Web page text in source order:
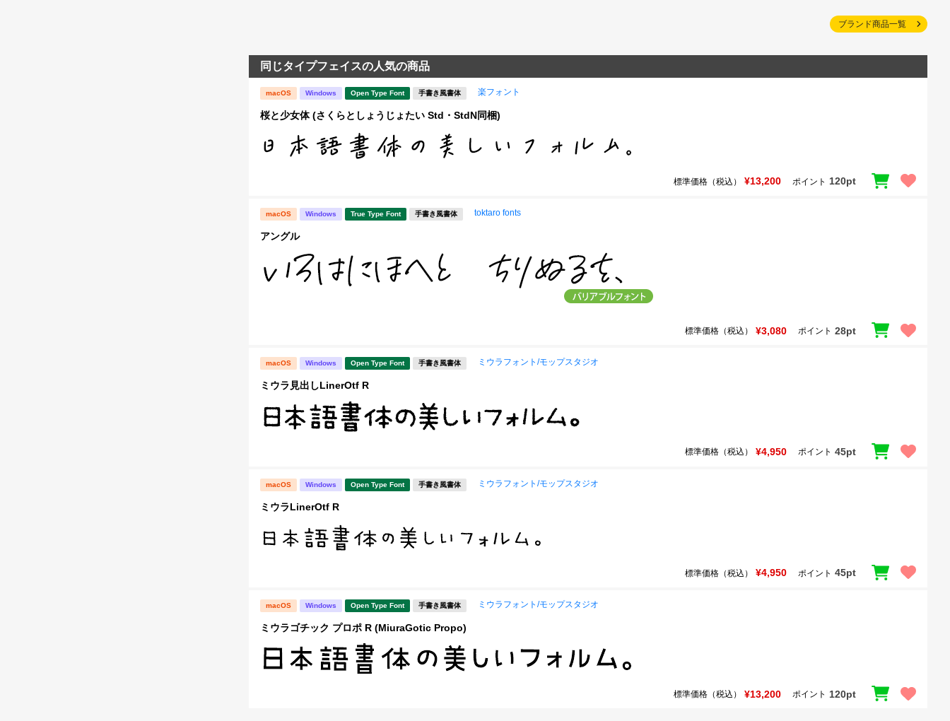
ブランド商品一覧
同じタイプフェイスの人気の商品
macOS Windows Open Type Font 手書き風書体 楽フォント
桜と少女体 (さくらとしょうじょたい Std・StdN同梱)
標準価格（税込） ¥13,200 ポイント 120pt
macOS Windows True Type Font 手書き風書体 toktaro fonts
アングル
標準価格（税込） ¥3,080 ポイント 28pt
macOS Windows Open Type Font 手書き風書体 ミウラフォント/モップスタジオ
ミウラ見出しLinerOtf R
標準価格（税込） ¥4,950 ポイント 45pt
macOS Windows Open Type Font 手書き風書体 ミウラフォント/モップスタジオ
ミウラLinerOtf R
標準価格（税込） ¥4,950 ポイント 45pt
macOS Windows Open Type Font 手書き風書体 ミウラフォント/モップスタジオ
ミウラゴチック プロポ R (MiuraGotic Propo)
標準価格（税込） ¥13,200 ポイント 120pt